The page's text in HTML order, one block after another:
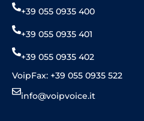
+39 055 0935 400
+39 055 0935 401
+39 055 0935 402
VoipFax: +39 055 0935 522
info@voipvoice.it